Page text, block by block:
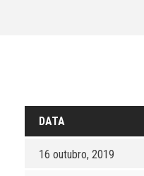
DATA
16 outubro, 2019